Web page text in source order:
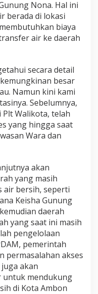
Nona. Hal ini
berada di lokasi
biaya
air ke daerah
secara detail
besar
Namun kini kami
Sebelumnya,
Walikota, telah
yang hingga saat
Wara dan
akan
yang masih
air bersih, seperti
Keisha Gunung
daerah
yang saat ini masih
pengelolaan
pemerintah
permasalahan akses
akan
untuk mendukung
di Kota Ambon